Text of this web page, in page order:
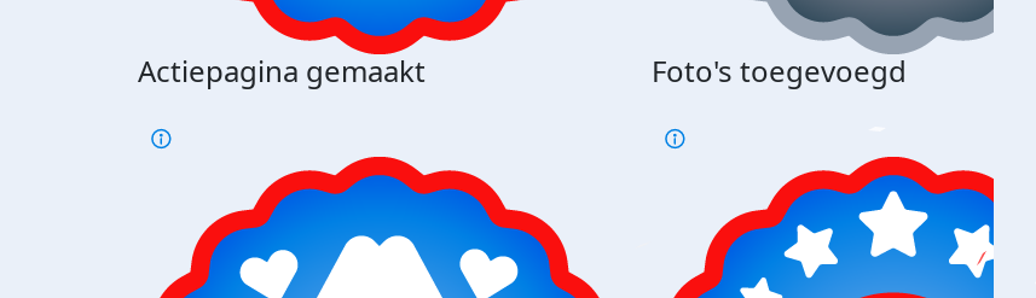
Actiepagina gemaakt Foto's toegevoegd